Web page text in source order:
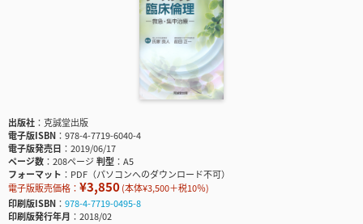
出版社
克誠堂出版
電子版ISBN
978-4-7719-6040-4
電子版発売日
2019/06/17
ページ数
208ページ判型
A5
フォーマット
PDF（パソコンへのダウンロード不可）
電子版販売価格： ¥3,850(本体¥3,500＋税10％)
印刷版ISBN
978-4-7719-0495-8
印刷版発行年月
2018/02